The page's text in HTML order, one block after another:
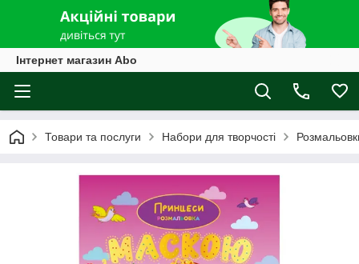
Інтернет магазин Abo
Товари та послуги Набори для творчості